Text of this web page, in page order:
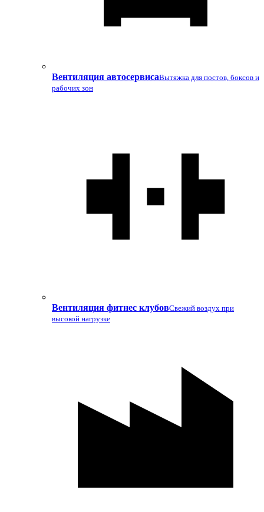
Вентиляция автосервисаВытяжка для постов, боксов и
рабочих зон
Вентиляция фитнес клубовСвежий воздух при
высокой нагрузке